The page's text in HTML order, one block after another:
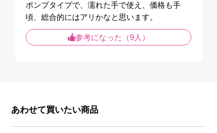
ポンプタイプで、濡れた手で使え、価格も手
頃、総合的にはアリかなと思います。
参考になった（9人）
あわせて買いたい商品